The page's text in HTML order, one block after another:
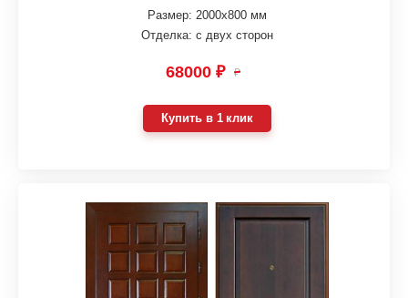
Размер: 2000х800 мм
Отделка: с двух сторон
68000 ₽ ₽
Купить в 1 клик